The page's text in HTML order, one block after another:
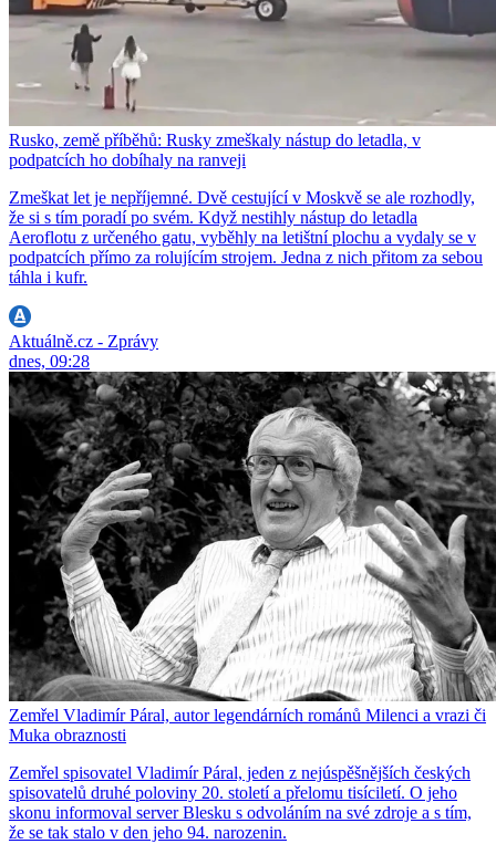
Rusko, země příběhů: Rusky zmeškaly nástup do letadla, v
podpatcích ho dobíhaly na ranveji
Zmeškat let je nepříjemné. Dvě cestující v Moskvě se ale rozhodly,
že si s tím poradí po svém. Když nestihly nástup do letadla
Aeroflotu z určeného gatu, vyběhly na letištní plochu a vydaly se v
podpatcích přímo za rolujícím strojem. Jedna z nich přitom za sebou
táhla i kufr.
Aktuálně.cz - Zprávy
dnes, 09:28
Zemřel Vladimír Páral, autor legendárních románů Milenci a vrazi či
Muka obraznosti
Zemřel spisovatel Vladimír Páral, jeden z nejúspěšnějších českých
spisovatelů druhé poloviny 20. století a přelomu tisíciletí. O jeho
skonu informoval server Blesku s odvoláním na své zdroje a s tím,
že se tak stalo v den jeho 94. narozenin.